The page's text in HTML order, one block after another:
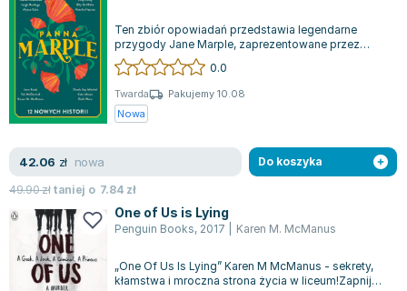
Maddie Ziegler
Leszek Czarnecki
Joanna Racewicz
Maria Seweryn
Janina Zającówna
Anna Prus (oprac.)
Nela Mała Reporterka
Agnieszka Maciąg
Barbara Wrzesińska
Terry Pratchett
Virginia Woolf
Ten zbiór opowiadań przedstawia legendarne
przygody Jane Marple, zaprezentowane przez
dwanaście uznawanych autorek współczesnych b...
0.0
Twarda
Pakujemy 10.08
Nowa
42.06 zł nowa
49.90złtaniej o 7.84 zł
Do koszyka
One of Us is Lying
Penguin Books, 2017 Karen M. McManus
„One Of Us Is Lying” Karen M McManus - sekrety,
kłamstwa i mroczna strona życia w liceum!Zapnij